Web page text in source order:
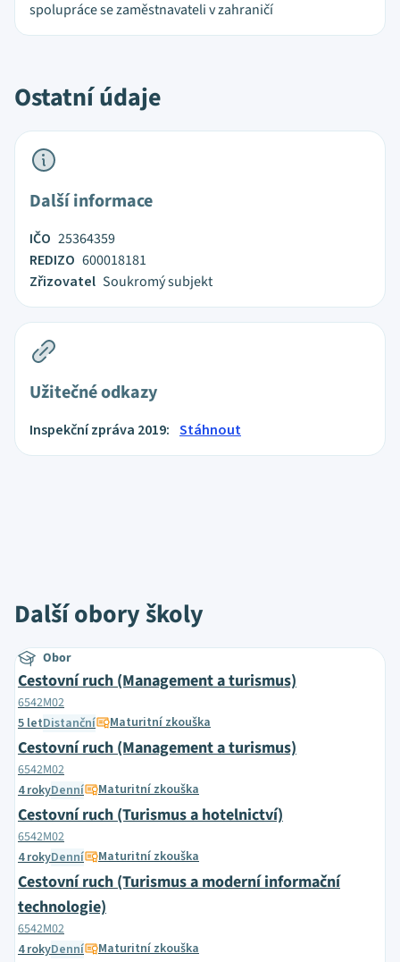
spolupráce se zaměstnavateli v zahraničí
Ostatní údaje
Další informace
IČO 25364359
REDIZO 600018181
Zřizovatel Soukromý subjekt
Užitečné odkazy
Inspekční zpráva 2019: Stáhnout
Další obory školy
Obor
Cestovní ruch (Management a turismus)
6542M02
5 letDistanční Maturitní zkouška
Cestovní ruch (Management a turismus)
6542M02
4 rokyDenní Maturitní zkouška
Cestovní ruch (Turismus a hotelnictví)
6542M02
4 rokyDenní Maturitní zkouška
Cestovní ruch (Turismus a moderní informační
technologie)
6542M02
4 rokyDenní Maturitní zkouška